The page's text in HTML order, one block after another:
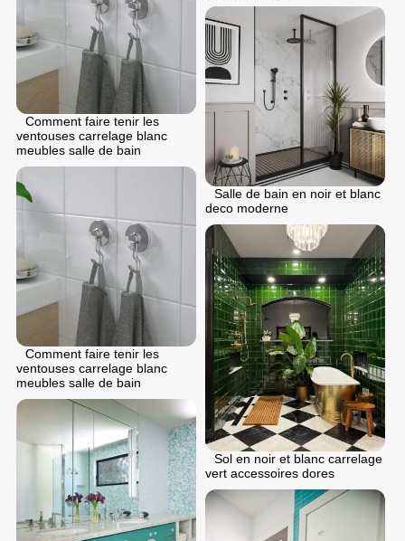
Comment faire tenir les
ventouses carrelage blanc
meubles salle de bain
Salle de bain en noir et blanc
deco moderne
Comment faire tenir les
ventouses carrelage blanc
meubles salle de bain
Sol en noir et blanc carrelage
vert accessoires dores